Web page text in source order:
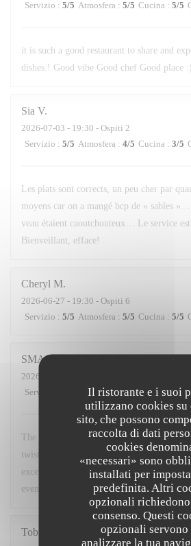
Il ristorante e i suoi
utilizzano cookies su
sito, che possono
raccolta di dati
cookies
«necessari» sono
installati per
predefinita. Altri
opzionali
consenso. Questi
opzionali servono
analizzare la tua
Servizio : 5/5 Atmosfera : 5/5 Cucina : 5/5
it is such a good restaurant to share and
dishes.! Good vibe Good chef Good place :)
Sia V
2026-07-03 - 19:30 - Ospiti 2
Servizio : 5/5 Atmosfera : 4/5 Cucina : 3/5
Les plats sont corrects, un peu cher par
moyens car on a mangé bcp de « sables
veau étaient caoutchouteux… Le service
Bienveillant, efface!
Cheryl M
2026-06-27 - 19:30 - Ospiti 6
Servizio : 5/5 Atmosfera : 5/5 Cucina : 5/5
SMARAGDA
2026-06-20
Servizio
Atmosfera: 5/5 Cucina: 5/5
The food was a very good combination of
twist. The environment was very friendly
excellent. I would recommend it to anyone
evening like a local.
Tobias